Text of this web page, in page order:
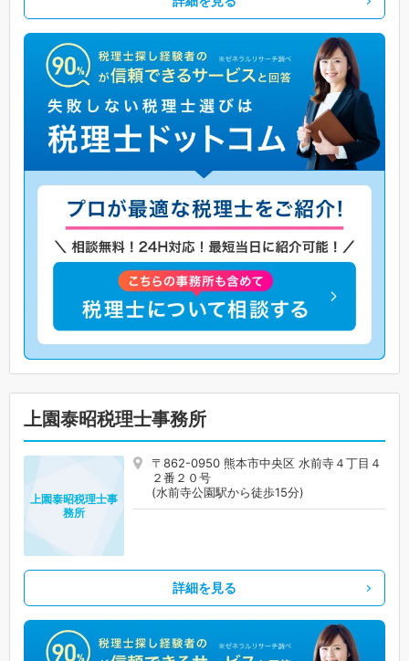
上園泰昭税理士事務所
〒862-0950 熊本市中央区 水前寺４丁目４
２番２０号
(水前寺公園駅から徒歩15分)
上園泰昭税理士事
務所
詳細を見る